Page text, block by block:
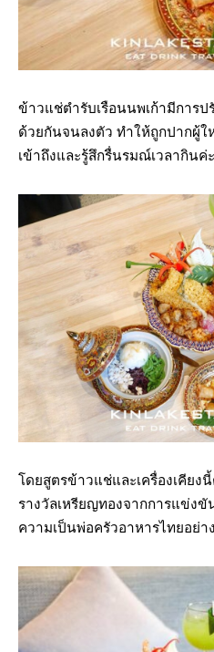
ข้าวแช่ตำรับเรือนนพเก้ามีการป
ด้วยกันจนลงตัว ทำให้ถูกปากผู้
เข้าถึงและรู้สึกรื่นรมณ์เวลากินค่ะ
โดยสูตรข้าวแช่และเครื่องเคียง
รางวัลเหรียญทองจากการแข่
ความเป็นพ่อครัวอาหารไทยอย่า